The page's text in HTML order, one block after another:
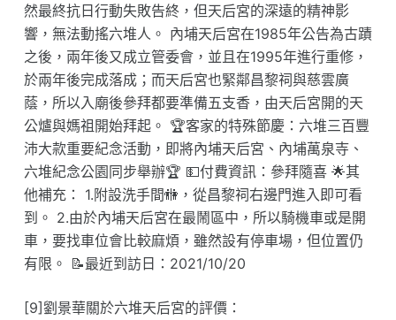
然最終抗日行動失敗告終，但天后宮的深遠的精神影
響，無法動搖六堆人。 內埔天后宮在1985年公告為古蹟
之後，兩年後又成立管委會，並且在1995年進行重修，
於兩年後完成落成；而天后宮也緊鄰昌黎祠與慈雲廣
蔭，所以入廟後參拜都要準備五支香，由天后宮開的天
公爐與媽祖開始拜起。 🏆客家的特殊節慶：六堆三百豐
沛大款重要紀念活動，即將內埔天后宮、內埔萬泉寺、
六堆紀念公園同步舉辦🏆 💵付費資訊：參拜隨喜 🌟其
他補充： 1.附設洗手間🚻，從昌黎祠右邊門進入即可看
到。 2.由於內埔天后宮在最鬧區中，所以騎機車或是開
車，要找車位會比較麻煩，雖然設有停車場，但位置仍
有限。 📝最近到訪日：2021/10/20
[9]劉景華關於六堆天后宮的評價：